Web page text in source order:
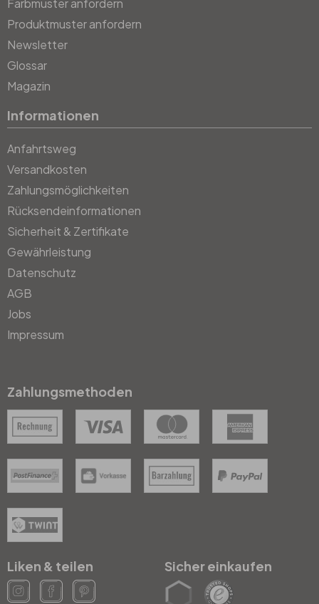
Produktmuster anfordern
Newsletter
Glossar
Magazin
Informationen
Anfahrtsweg
Versandkosten
Zahlungsmöglichkeiten
Rücksendeinformationen
Sicherheit & Zertifikate
Gewährleistung
Datenschutz
AGB
Jobs
Impressum
Zahlungsmethoden
Liken & teilen Sicher einkaufen